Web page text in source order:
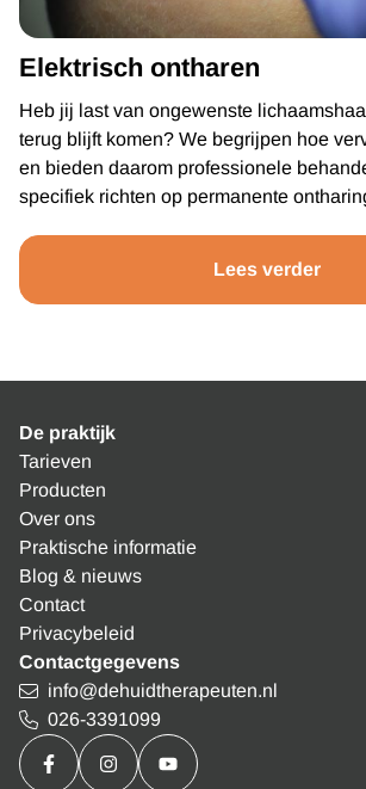
Elektrisch ontharen
Heb jij last van ongewenste
terug blijft komen? We begrijpen hoe
en bieden daarom professionele
specifiek richten op permanente
Lees verder
De praktijk
Tarieven
Producten
Over ons
Praktische informatie
Blog & nieuws
Contact
Privacybeleid
Contactgegevens
info@dehuidtherapeuten.nl
026-3391099